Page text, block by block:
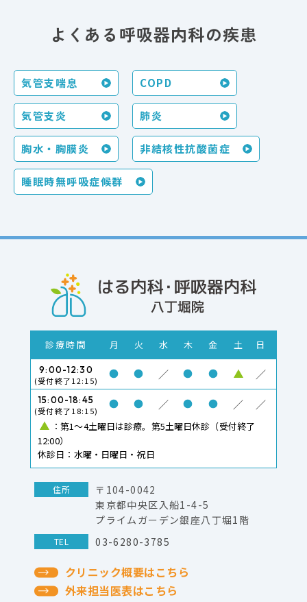
よくある呼吸器内科の疾患
気管支喘息 COPD
気管支炎 肺炎
胸水・胸膜炎 非結核性抗酸菌症
睡眠時無呼吸症候群
診療時間 月 火 水 木 金 土 日
9:00-12:30
(受付終了12:15)
／ ／
15:00-18:45
(受付終了18:15)
／ ／ ／
：第1～4土曜日は診療。第5土曜日休診（受付終了
12:00）
休診日：水曜・日曜日・祝日
住所
〒104-0042
東京都中央区入船1-4-5
プライムガーデン銀座八丁堀1階
TEL 03-6280-3785
クリニック概要はこちら
外来担当医表はこちら